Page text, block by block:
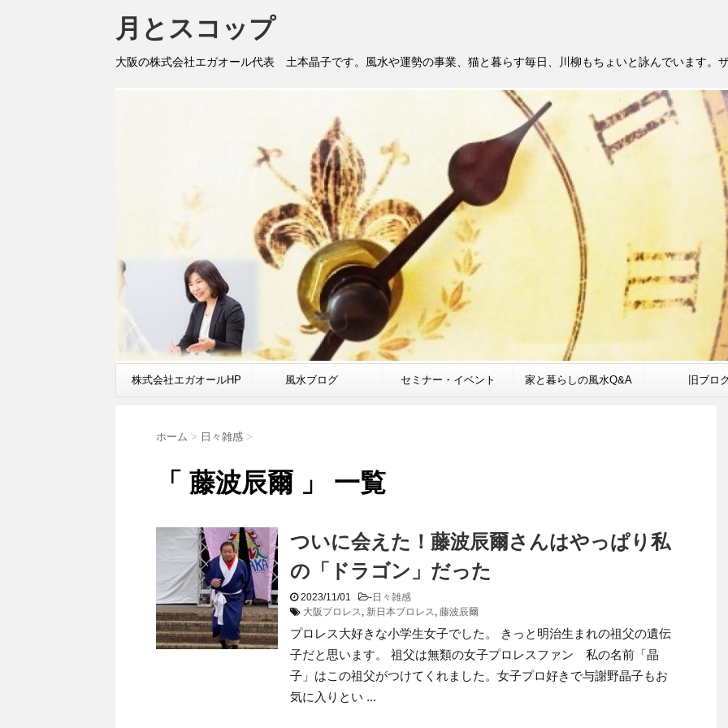
月とスコップ
大阪の株式会社エガオール代表 土本晶子です。風水や運勢の事業、猫と暮らす毎日、川柳もちょいと詠んでいます。
株式会社エガオールHP 風水ブログ セミナー・イベント 家と暮らしの風水Q&A 旧ブロ
ホーム > 日々雑感 >
「 藤波辰爾 」 一覧
ついに会えた！藤波辰爾さんはやっぱり私
の「ドラゴン」だった
2023/11/01 -日々雑感
大阪プロレス, 新日本プロレス, 藤波辰爾
プロレス大好きな小学生女子でした。 きっと明治生まれの祖父の遺伝
子だと思います。 祖父は無類の女子プロレスファン 私の名前「晶
子」はこの祖父がつけてくれました。女子プロ好きで与謝野晶子もお
気に入りとい ...